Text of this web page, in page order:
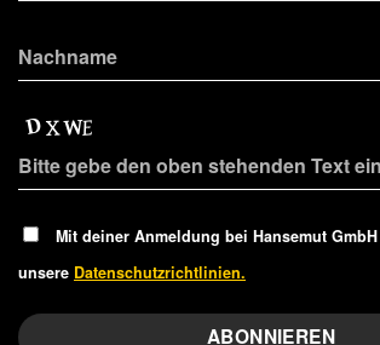
Mit deiner Anmeldung bei Hansemut
unsere Datenschutzrichtlinien.